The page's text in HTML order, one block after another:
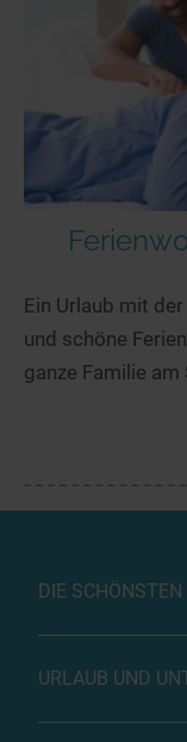
Ein Urlaub mit
und schöne
ganze Familie am
DIE SCHÖNSTEN
URLAUB UND